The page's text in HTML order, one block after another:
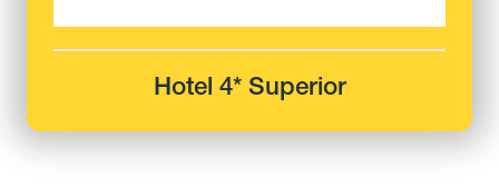
Hotel 4* Superior